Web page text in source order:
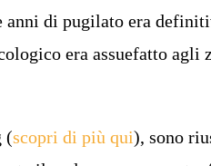
anni di pugilato era
era assuefatto agli
(scopri di più qui), sono